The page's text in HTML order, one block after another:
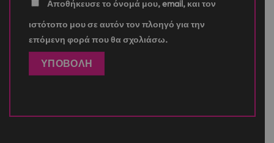
Αποθήκευσε το όνομά μου, email, και τον
ιστότοπο μου σε αυτόν τον πλοηγό για την
επόμενη φορά που θα σχολιάσω.